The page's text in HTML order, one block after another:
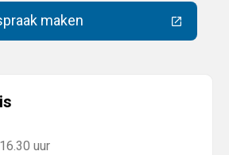
maken
(Deze link gaat naar een
uur